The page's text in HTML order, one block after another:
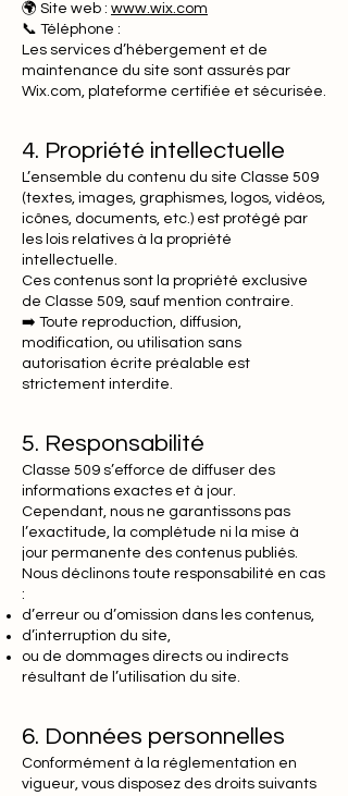
🌍 Site web : www.wix.com
📞 Téléphone :
Les services d’hébergement et de
maintenance du site sont assurés par
Wix.com, plateforme certifiée et sécurisée.
4. Propriété intellectuelle
L’ensemble du contenu du site Classe 509
(textes, images, graphismes, logos, vidéos,
icônes, documents, etc.) est protégé par
les lois relatives à la propriété
intellectuelle.
Ces contenus sont la propriété exclusive
de Classe 509, sauf mention contraire.
➡️ Toute reproduction, diffusion,
modification, ou utilisation sans
autorisation écrite préalable est
strictement interdite.
5. Responsabilité
Classe 509 s’efforce de diffuser des
informations exactes et à jour.
Cependant, nous ne garantissons pas
l’exactitude, la complétude ni la mise à
jour permanente des contenus publiés.
Nous déclinons toute responsabilité en cas
:
d’erreur ou d’omission dans les contenus,
d’interruption du site,
ou de dommages directs ou indirects
résultant de l’utilisation du site.
6. Données personnelles
Conformément à la réglementation en
vigueur, vous disposez des droits suivants